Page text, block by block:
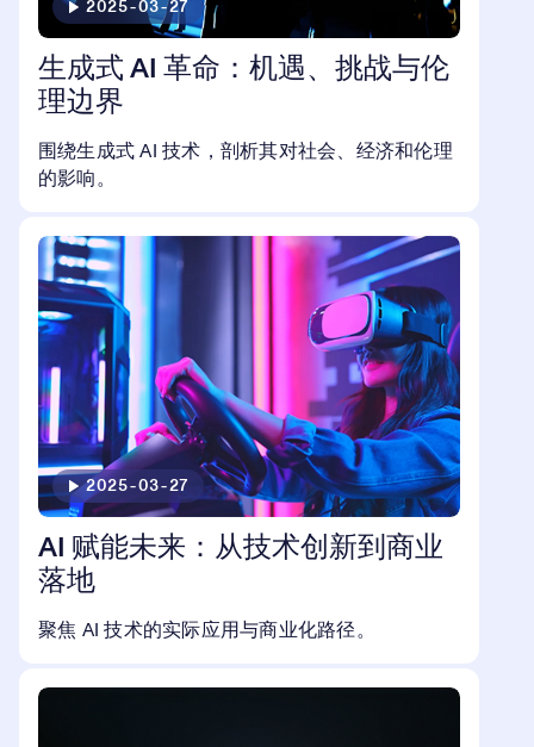
生成式 AI 革命：机遇、挑战与伦
理边界
围绕生成式 AI 技术，剖析其对社会、经济和伦理
的影响。
2025-03-27
AI 赋能未来：从技术创新到商业
落地
聚焦 AI 技术的实际应用与商业化路径。
2025-03-27